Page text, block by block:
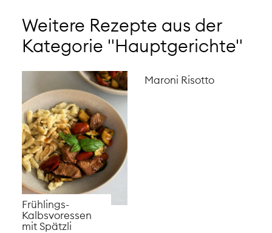
Weitere Rezepte aus der
Kategorie "Hauptgerichte"
Frühlings-
Kalbsvoressen
mit Spätzli
Maroni Risotto